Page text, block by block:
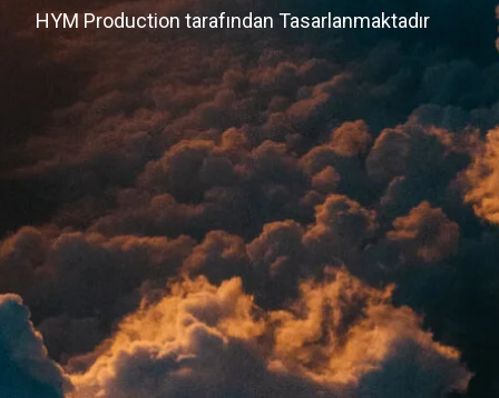
HYM Production tarafından Tasarlanmaktadır